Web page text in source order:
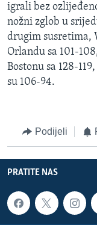
Learning English
PRATITE NAS
igrali bez
nožni zglob u
drugim susretima,
Orlandu sa 101-
Bostonu sa 128-
su 106-94.
Podijeli
PRATITE NAS